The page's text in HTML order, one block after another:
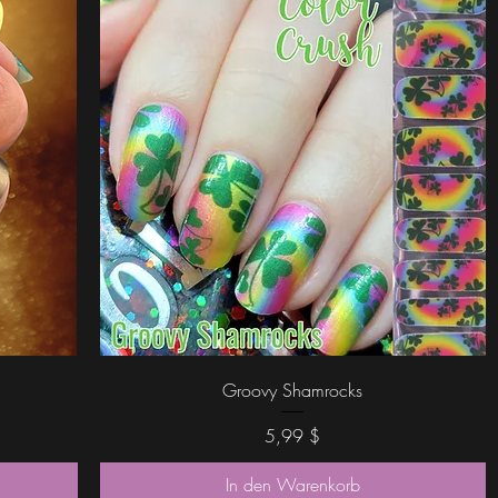
Schnellansicht
Groovy Shamrocks
Preis
5,99 $
In den Warenkorb